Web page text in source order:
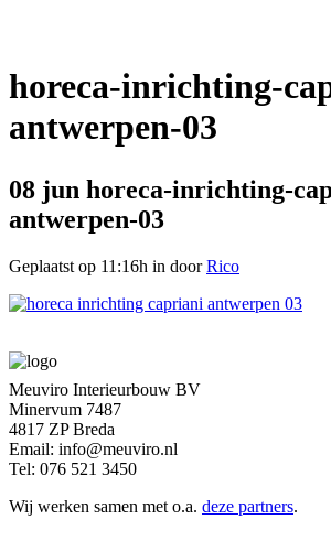
horeca-inrichting-
antwerpen-03
08 jun horeca-inrichting-
antwerpen-03
Geplaatst op 11:16h in doorRico
Meuviro Interieurbouw BV
Minervum 7487
4817 ZP Breda
Email: info@meuviro.nl
Tel: 076 521 3450
Wij werken samen met o.a. deze partners.